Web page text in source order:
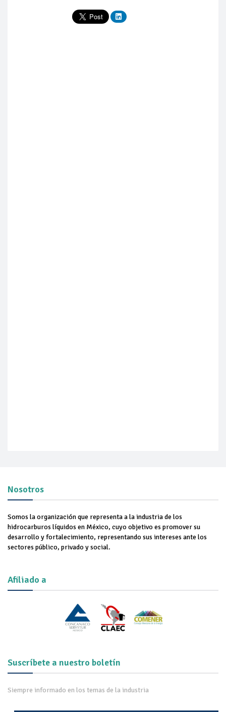
Nosotros
Somos la organización que representa a la industria de los
hidrocarburos líquidos en México, cuyo objetivo es promover su
desarrollo y fortalecimiento, representando sus intereses ante los
sectores público, privado y social.
Afiliado a
Suscríbete a nuestro boletín
Siempre informado en los temas de la industria